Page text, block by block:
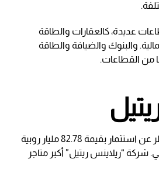
عديدة، كالعقارات والطاقة
والبنوك والضيافة والطاقة
من القطاعات.
في حين، كشف جهاز قطر عن استثمار بقيمة 82.78 مليار روبية
شركة “ريلاينس ريتيل” أكبر متاجر